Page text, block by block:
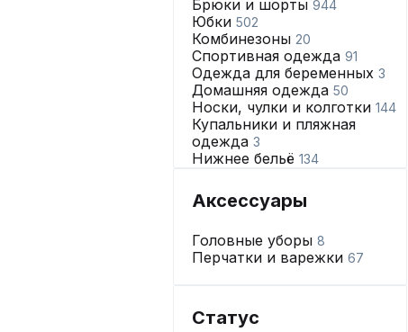
Брюки и шорты 944
Юбки 502
Комбинезоны 20
Спортивная одежда 91
Одежда для беременных 3
Домашняя одежда 50
Носки, чулки и колготки 144
Купальники и пляжная
одежда 3
Нижнее бельё 134
Аксессуары
Головные уборы 8
Перчатки и варежки 67
Статус